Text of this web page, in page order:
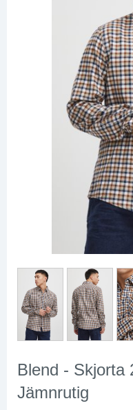
Blend - Skjorta
Jämnrutig